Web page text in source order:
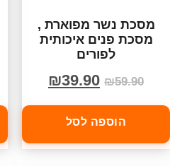
מסכת נשר מפוארת ,
מסכת פנים איכותית
לפורים
₪59.90
₪39.90
הוספה לסל